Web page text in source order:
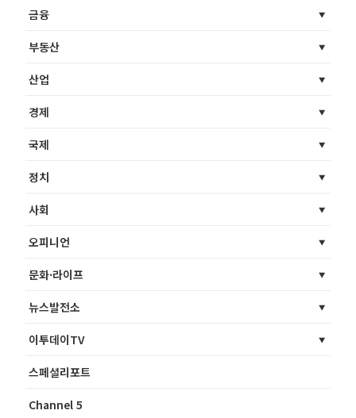
금융
부동산
산업
경제
국제
정치
사회
오피니언
문화·라이프
뉴스발전소
이투데이TV
스페셜리포트
Channel 5